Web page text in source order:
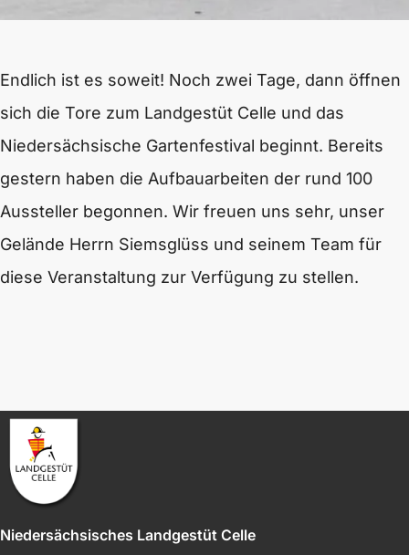
Endlich ist es soweit! Noch zwei Tage, dann öffnen
sich die Tore zum Landgestüt Celle und das
Niedersächsische Gartenfestival beginnt. Bereits
gestern haben die Aufbauarbeiten der rund 100
Aussteller begonnen. Wir freuen uns sehr, unser
Gelände Herrn Siemsglüss und seinem Team für
diese Veranstaltung zur Verfügung zu stellen.
Niedersächsisches Landgestüt Celle